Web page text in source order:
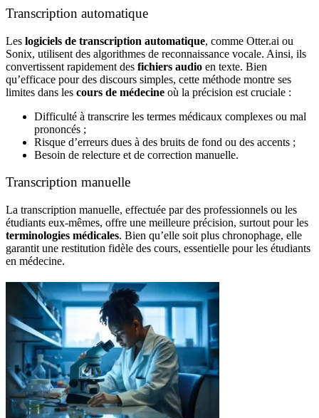
Transcription automatique
Les logiciels de transcription automatique, comme Otter.ai ou
Sonix, utilisent des algorithmes de reconnaissance vocale. Ainsi, ils
convertissent rapidement des fichiers audio en texte. Bien
qu’efficace pour des discours simples, cette méthode montre ses
limites dans les cours de médecine où la précision est cruciale :
Difficulté à transcrire les termes médicaux complexes ou mal
prononcés ;
Risque d’erreurs dues à des bruits de fond ou des accents ;
Besoin de relecture et de correction manuelle.
Transcription manuelle
La transcription manuelle, effectuée par des professionnels ou les
étudiants eux-mêmes, offre une meilleure précision, surtout pour les
terminologies médicales. Bien qu’elle soit plus chronophage, elle
garantit une restitution fidèle des cours, essentielle pour les étudiants
en médecine.